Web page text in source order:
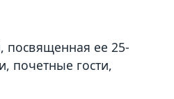
посвященная ее 25-
почетные гости,